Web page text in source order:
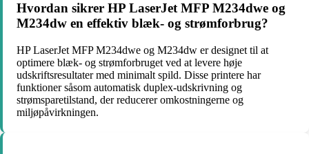
Hvordan sikrer HP LaserJet MFP M234dwe og
M234dw en effektiv blæk- og strømforbrug?
HP LaserJet MFP M234dwe og M234dw er designet til at
optimere blæk- og strømforbruget ved at levere høje
udskriftsresultater med minimalt spild. Disse printere har
funktioner såsom automatisk duplex-udskrivning og
strømsparetilstand, der reducerer omkostningerne og
miljøpåvirkningen.